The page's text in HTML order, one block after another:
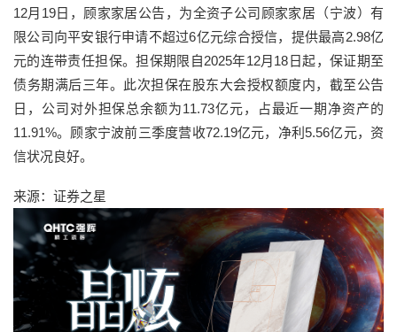
12月19日，顾家家居公告，为全资子公司顾家家居（宁波）有
限公司向平安银行申请不超过6亿元综合授信，提供最高2.98亿
元的连带责任担保。担保期限自2025年12月18日起，保证期至
债务期满后三年。此次担保在股东大会授权额度内，截至公告
日，公司对外担保总余额为11.73亿元，占最近一期净资产的
11.91%。顾家宁波前三季度营收72.19亿元，净利5.56亿元，资
信状况良好。
来源：证券之星